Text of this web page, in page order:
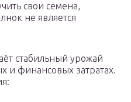
свои семена,
не является
стабильный урожай
и финансовых затратах.